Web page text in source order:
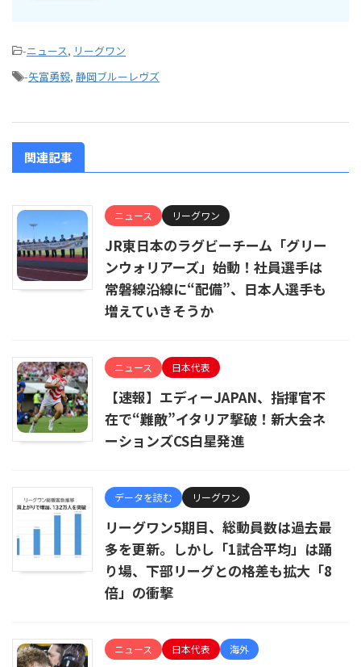
-ニュース, リーグワン
-矢富勇毅, 静岡ブルーレヴズ
関連記事
ニュース リーグワン
JR東日本のラグビーチーム「グリー
ンウォリアーズ」始動！社員選手は
常磐線沿線に“配備”、日本人選手も
増えていきそうか
ニュース 日本代表
【速報】エディーJAPAN、指揮官不
在で“難敵”イタリア撃破！新大会ネ
ーションズCS白星発進
データを読む リーグワン
リーグワン5期目、総動員数は過去最
多を更新。しかし「1試合平均」は踊
り場、下部リーグとの格差も拡大「8
倍」の衝撃
ニュース 日本代表 海外